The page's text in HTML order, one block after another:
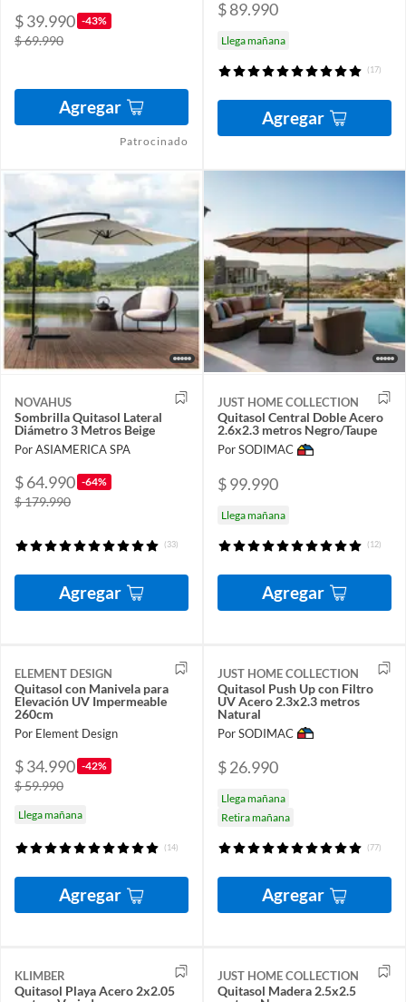
$ 39.990 -43%
$ 69.990
Agregar
Patrocinado
$ 89.990
Llega mañana
(17)
Agregar
NOVAHUS
Sombrilla Quitasol Lateral
Diámetro 3 Metros Beige
Por ASIAMERICA SPA
$ 64.990 -64%
$ 179.990
(33)
Agregar
JUST HOME COLLECTION
Quitasol Central Doble Acero
2.6x2.3 metros Negro/Taupe
Por SODIMAC
$ 99.990
Llega mañana
(12)
Agregar
ELEMENT DESIGN
Quitasol con Manivela para
Elevación UV Impermeable
260cm
Por Element Design
$ 34.990 -42%
$ 59.990
Llega mañana
(14)
Agregar
JUST HOME COLLECTION
Quitasol Push Up con Filtro
UV Acero 2.3x2.3 metros
Natural
Por SODIMAC
$ 26.990
Llega mañana
Retira mañana
(77)
Agregar
KLIMBER
Quitasol Playa Acero 2x2.05
JUST HOME COLLECTION
Quitasol Madera 2.5x2.5